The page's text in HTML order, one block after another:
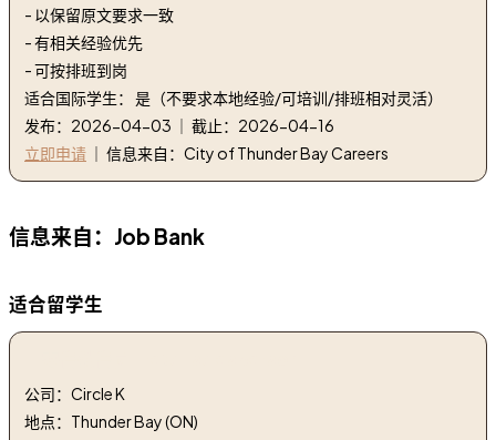
- 以保留原文要求一致
- 有相关经验优先
- 可按排班到岗
适合国际学生： 是（不要求本地经验/可培训/排班相对灵活）
发布：2026-04-03 ｜ 截止：2026-04-16
立即申请 ｜ 信息来自：City of Thunder Bay Careers
信息来自：Job Bank
适合留学生
公司：Circle K
地点：Thunder Bay (ON)